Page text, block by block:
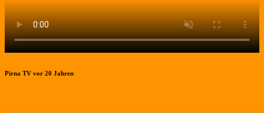
Pirna TV vor 20 Jahren